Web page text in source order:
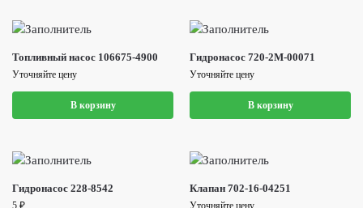
Топливный насос 106675-4900
Уточняйте цену
В корзину
Гидронасос 720-2M-00071
Уточняйте цену
В корзину
Гидронасос 228-8542 Клапан 702-16-04251